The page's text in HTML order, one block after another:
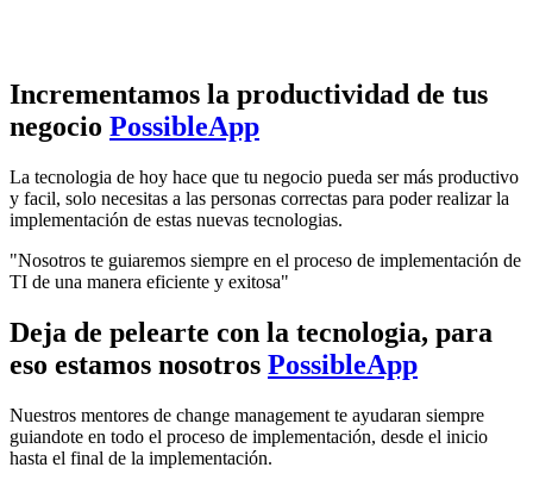
Incrementamos la productividad de tus
negocio PossibleApp
La tecnologia de hoy hace que tu negocio pueda ser más productivo
y facil, solo necesitas a las personas correctas para poder realizar la
implementación de estas nuevas tecnologias.
"Nosotros te guiaremos siempre en el proceso de implementación de
TI de una manera eficiente y exitosa"
Deja de pelearte con la tecnologia, para
eso estamos nosotros PossibleApp
Nuestros mentores de change management te ayudaran siempre
guiandote en todo el proceso de implementación, desde el inicio
hasta el final de la implementación.